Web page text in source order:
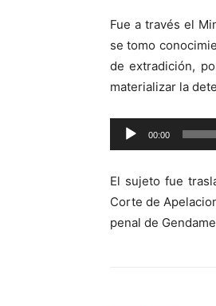
Fue a través el
se tomo
de extradición,
materializar la
Reproductor
de
00:00
El sujeto fue
Corte de
penal de